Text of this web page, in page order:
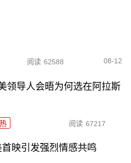
阅读 62588 08-12
领导人会晤为何选在阿拉斯
阅读 67217
首映引发强烈情感共鸣